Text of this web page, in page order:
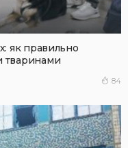
як правильно
тваринами
84